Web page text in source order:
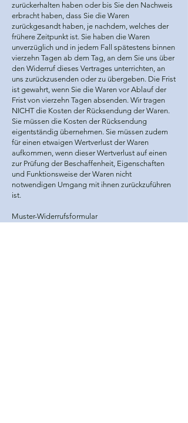
zurückerhalten haben oder bis Sie den Nachweis
erbracht haben, dass Sie die Waren
zurückgesandt haben, je nachdem, welches der
frühere Zeitpunkt ist. Sie haben die Waren
unverzüglich und in jedem Fall spätestens binnen
vierzehn Tagen ab dem Tag, an dem Sie uns über
den Widerruf dieses Vertrages unterrichten, an
uns zurückzusenden oder zu übergeben. Die Frist
ist gewahrt, wenn Sie die Waren vor Ablauf der
Frist von vierzehn Tagen absenden. Wir tragen
NICHT die Kosten der Rücksendung der Waren.
Sie müssen die Kosten der Rücksendung
eigentständig übernehmen. Sie müssen zudem
für einen etwaigen Wertverlust der Waren
aufkommen, wenn dieser Wertverlust auf einen
zur Prüfung der Beschaffenheit, Eigenschaften
und Funktionsweise der Waren nicht
notwendigen Umgang mit ihnen zurückzuführen
ist.
Muster-Widerrufsformular